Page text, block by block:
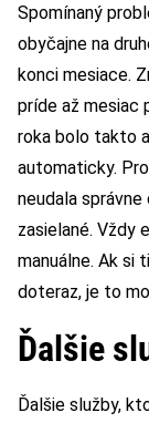
Spomínaný
obyčajne na
konci mesiace.
príde až mesiac
roka bolo takto
automaticky.
neudala
zasielané. Vždy
manuálne. Ak si
doteraz, je to
Ďalšie
Ďalšie služby,